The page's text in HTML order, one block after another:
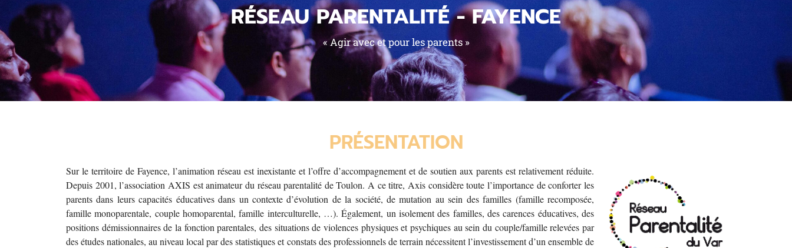
RÉSEAU PARENTALITÉ - FAYENCE
« Agir avec et pour les parents »
PRÉSENTATION
Sur le territoire de Fayence, l’animation réseau est inexistante et l’offre d’accompagnement et de soutien aux parents est relativement réduite.
Depuis 2001, l’association AXIS est animateur du réseau parentalité de Toulon. A ce titre, Axis considère toute l’importance de conforter les
parents dans leurs capacités éducatives dans un contexte d’évolution de la société, de mutation au sein des familles (famille recomposée,
famille monoparentale, couple homoparental, famille interculturelle, …). Également, un isolement des familles, des carences éducatives, des
positions démissionnaires de la fonction parentales, des situations de violences physiques et psychiques au sein du couple/famille relevées par
des études nationales, au niveau local par des statistiques et constats des professionnels de terrain nécessitent l’investissement d’un ensemble de